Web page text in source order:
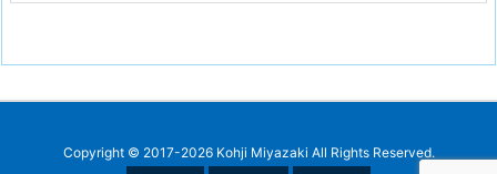
Copyright © 2017-2026 Kohji Miyazaki All Rights Reserved.